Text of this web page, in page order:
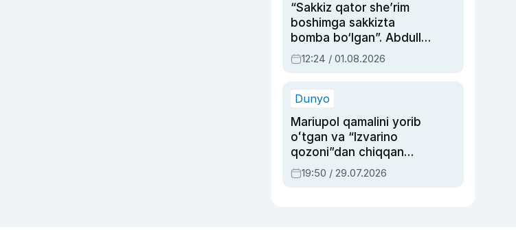
“Sakkiz qator she’rim
boshimga sakkizta
bomba bo‘lgan”. Abdulla
Oripovni siyosiy
ayblovlardan asrab
12:24 / 01.08.2026
Dunyo
Mariupol qamalini yorib
oʻtgan va “Izvarino
qozoni”dan chiqqan
qahramon — Ukraina
armiyasi bosh
19:50 / 29.07.2026